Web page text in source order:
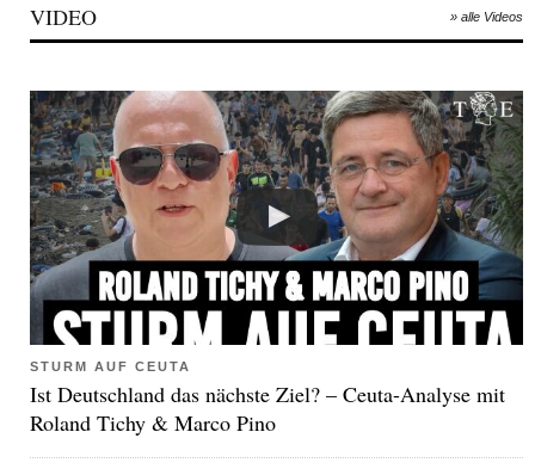
VIDEO » alle Videos
STURM AUF CEUTA
Ist Deutschland das nächste Ziel? – Ceuta-Analyse mit
Roland Tichy & Marco Pino